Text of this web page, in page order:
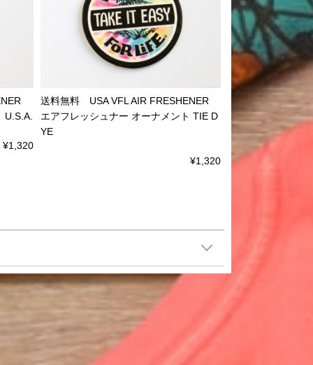
U.S.A.
¥1,320
送料無料 USA VFL AIR FRESHENER
エアフレッシュナー オーナメント TIE D
YE
¥1,320